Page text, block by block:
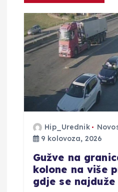
a
o
b
Hip_Urednik
9 kolovoza, 2026
Gužve na
kolone na više
gdje se najduže